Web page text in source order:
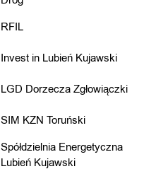
RFIL
Invest in Lubień Kujawski
LGD Dorzecza Zgłowiączki
SIM KZN Toruński
Spółdzielnia Energetyczna
Lubień Kujawski